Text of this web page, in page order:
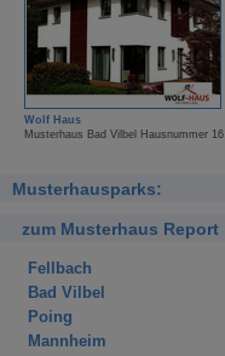
Wolf Haus
Musterhaus Bad Vilbel Hausnummer 16
Musterhausparks:
zum Musterhaus Report
Fellbach
Bad Vilbel
Poing
Mannheim